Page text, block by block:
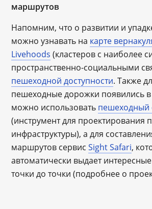
маршрутов
Напомним, что о развитии и
можно узнавать на карте
Livehoods (кластеров с наиболее
пространственно-социальными
пешеходной доступности. Также
пешеходные дорожки появились
можно использовать пешеходный
(инструмент для проектирования
инфраструктуры), а для
маршрутов сервисSight Safari,
автоматически выдает
точки до точки (подробнее о